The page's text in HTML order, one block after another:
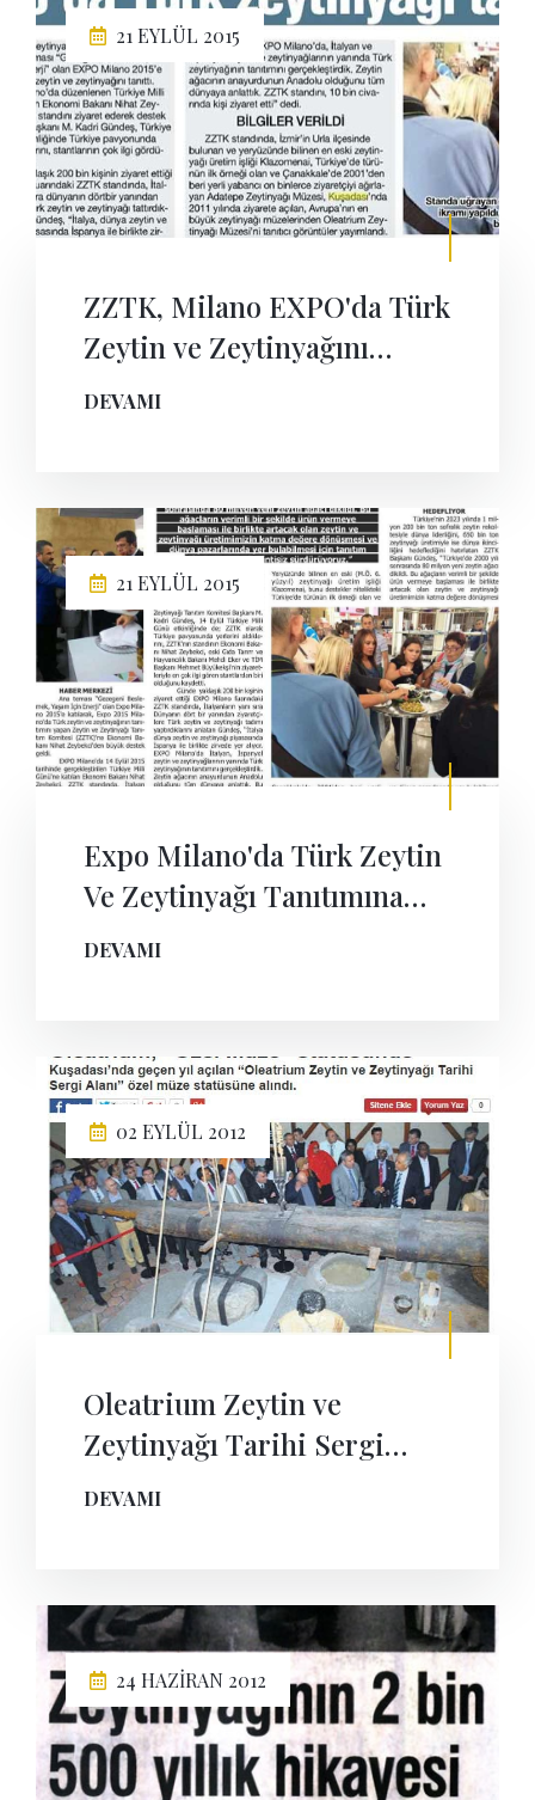
21 EYLÜL 2015
ZZTK, Milano EXPO'da Türk
Zeytin ve Zeytinyağını
Tanıttı
DEVAMI
21 EYLÜL 2015
Expo Milano'da Türk Zeytin
Ve Zeytinyağı Tanıtımına
Bakan Desteği
DEVAMI
02 EYLÜL 2012
Oleatrium Zeytin ve
Zeytinyağı Tarihi Sergi
Alanı özel müze statüsüne
DEVAMI
24 HAZIRAN 2012